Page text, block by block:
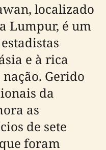
localizado
Lumpur, é um
e à rica
Gerido
da
as
de sete
foram